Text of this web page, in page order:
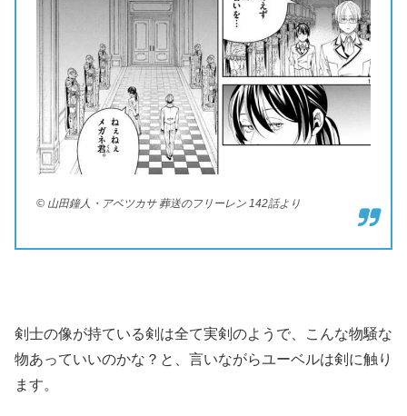
© 山田鐘人・アベツカサ 葬送のフリーレン 142話より
剣士の像が持ている剣は全て実剣のようで、こんな物騒な
物あっていいのかな？と、言いながらユーベルは剣に触り
ます。